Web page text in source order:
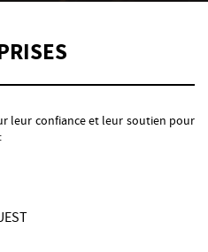
leur confiance et leur soutien pour